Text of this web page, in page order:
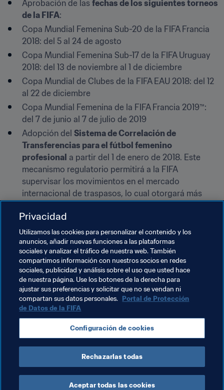
Aprobación de las fechas de los siguientes torneos
de la FIFA:
Copa Mundial Femenina Sub-20 de la FIFA Francia
2018: del 5 al 24 de agosto
Copa Mundial Femenina Sub-17 de la FIFA Uruguay
2018: del 13 de noviembre al 1 de diciembre
Copa Mundial de Clubes de la FIFA EAU 2018: del 12
al 22 de diciembre
Copa Mundial Femenina de la FIFA Francia 2019™:
del 7 de junio al 7 de julio de 2019
Adopción del Sistema de Correlación de
Transferencias para el fútbol femenino
profesional a partir del 1 de enero de 2018. Este
mecanismo regulatorio permitirá a la FIFA
supervisar los movimientos en el mercado
internacional de traspasos, lo cual otorgará más
profesionalización.
Otorgamiento a todos los clubes europeos y
Copa Intercontinental disputadas entre 1960 y
2004­­ del título de «campeones mundiales».
Temas relacionados
Organización Organización
Consejo de la FIFA
Privacidad
Utilizamos las cookies para personalizar el contenido y los
anuncios, añadir nuevas funciones a las plataformas
sociales y analizar el tráfico de nuestra web. También
compartimos información con nuestros socios en redes
sociales, publicidad y análisis sobre el uso que usted hace
de nuestra página. Use los botones de la derecha para
ajustar sus preferencias y solicitar que no se vendan ni
compartan sus datos personales. Portal de Protección
de Datos de la FIFA
Configuración de cookies
Rechazarlas todas
Aceptar todas las cookies